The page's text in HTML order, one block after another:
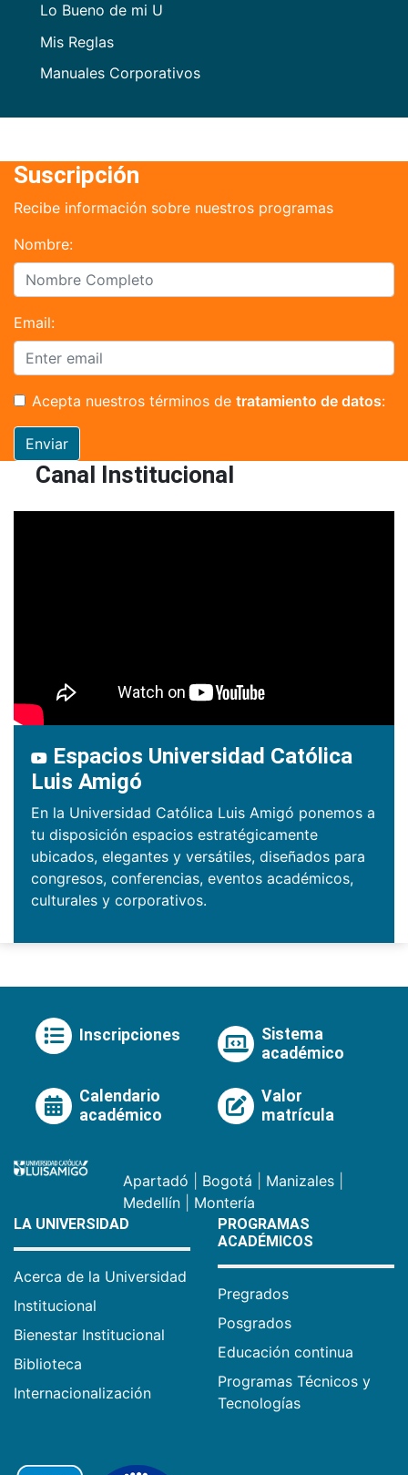
Lo Bueno de mi U
Mis Reglas
Manuales Corporativos
Suscripción
Recibe información sobre nuestros programas
Nombre:
Email:
Acepta nuestros términos de tratamiento de datos:
Enviar
Canal Institucional
Espacios Universidad Católica
Luis Amigó
En la Universidad Católica Luis Amigó ponemos a
tu disposición espacios estratégicamente
ubicados, elegantes y versátiles, diseñados para
congresos, conferencias, eventos académicos,
culturales y corporativos.
Inscripciones
Sistema
académico
Calendario
académico
Valor
matrícula
Apartadó Bogotá Manizales
Medellín
Montería
LA UNIVERSIDAD
Acerca de la Universidad
Institucional
Bienestar Institucional
Biblioteca
Internacionalización
PROGRAMAS
ACADÉMICOS
Pregrados
Posgrados
Educación continua
Programas Técnicos y
Tecnologías